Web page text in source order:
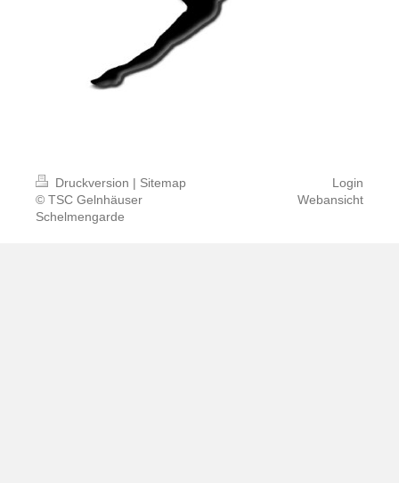
Druckversion | Sitemap
© TSC Gelnhäuser
Schelmengarde
Login
Webansicht